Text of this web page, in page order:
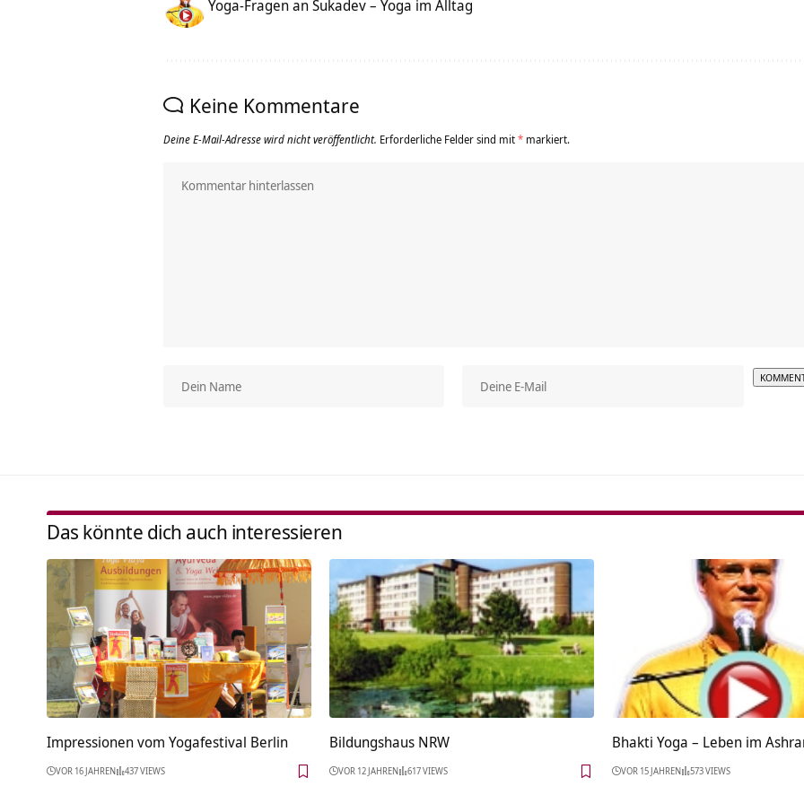
Yoga-Fragen an Sukadev – Yoga im Alltag
Keine Kommentare
Deine E-Mail-Adresse wird nicht veröffentlicht. Erforderliche Felder sind mit* markiert.
Das könnte dich auch interessieren
Impressionen vom Yogafestival Berlin
VOR 16 JAHREN 437 VIEWS
Bildungshaus NRW
VOR 12 JAHREN 617 VIEWS
Bhakti Yoga – Leben im
VOR 15 JAHREN 573 VIEWS